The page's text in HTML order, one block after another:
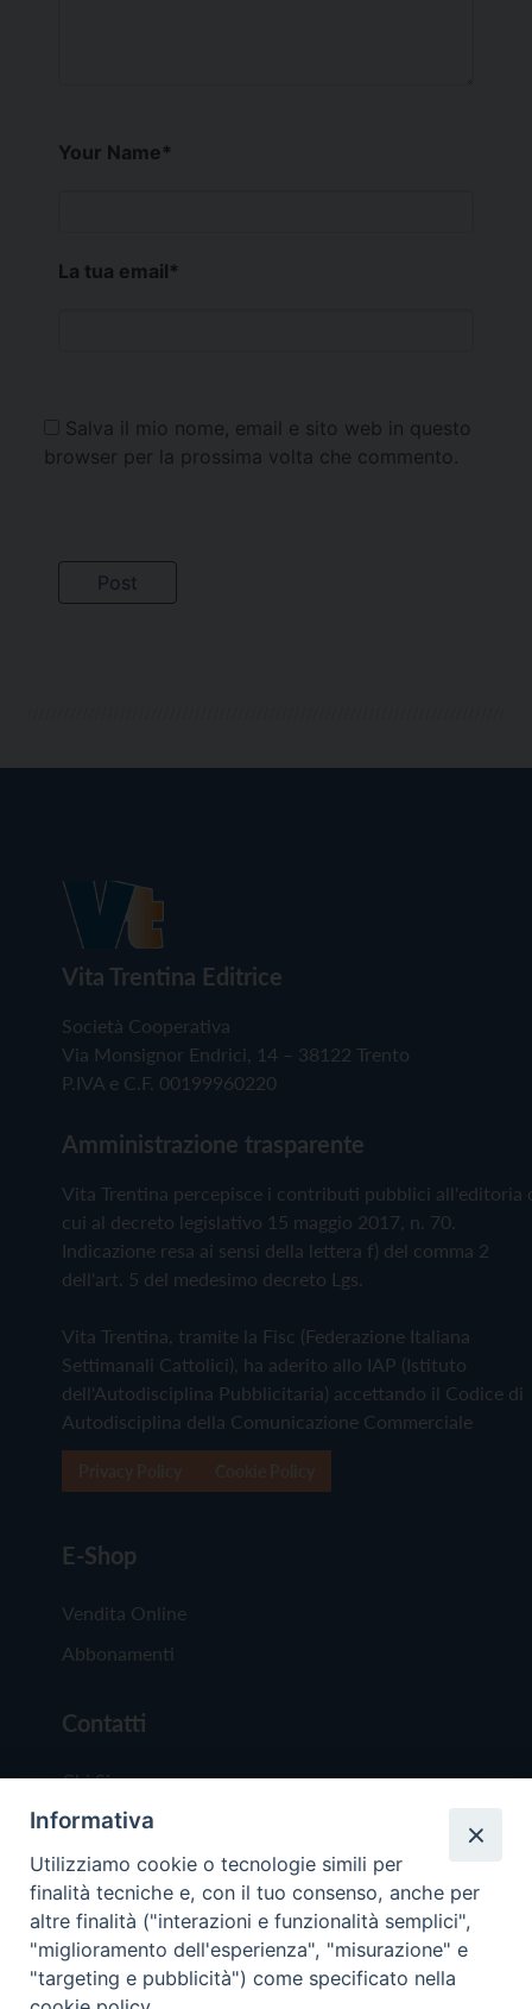
Your Name*
La tua email*
Salva il mio nome, email e sito web in questo
browser per la prossima volta che commento.
Vita Trentina Editrice
Società Cooperativa
Via Monsignor Endrici, 14 – 38122 Trento
P.IVA e C.F. 00199960220
Amministrazione trasparente
Vita Trentina percepisce i contributi pubblici all'editoria
cui al decreto legislativo 15 maggio 2017, n. 70.
Indicazione resa ai sensi della lettera f) del comma 2
dell'art. 5 del medesimo decreto Lgs.
Vita Trentina, tramite la Fisc (Federazione Italiana
Settimanali Cattolici), ha aderito allo IAP (Istituto
dell'Autodisciplina Pubblicitaria) accettando il Codice di
Autodisciplina della Comunicazione Commerciale
E-Shop
Vendita Online
Abbonamenti
Contatti
Chi Siamo
Redazione
Scrivici
Informativa
Utilizziamo cookie o tecnologie simili per
finalità tecniche e, con il tuo consenso, anche per
altre finalità ("interazioni e funzionalità semplici",
"miglioramento dell'esperienza", "misurazione" e
"targeting e pubblicità") come specificato nella